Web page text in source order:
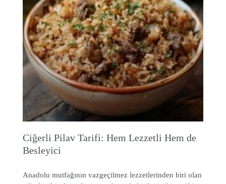
Ciğerli Pilav Tarifi: Hem Lezzetli Hem de
Besleyici
Anadolu mutfağının vazgeçilmez lezzetlerinden biri olan